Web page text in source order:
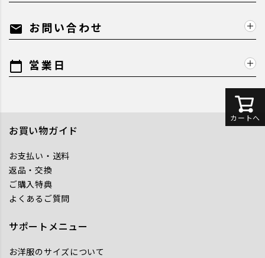
カートへ
mail お問い合わせ
calendar_today 営業日
お買い物ガイド
お支払い・送料
返品・交換
ご購入特典
よくあるご質問
サポートメニュー
お洋服のサイズについて